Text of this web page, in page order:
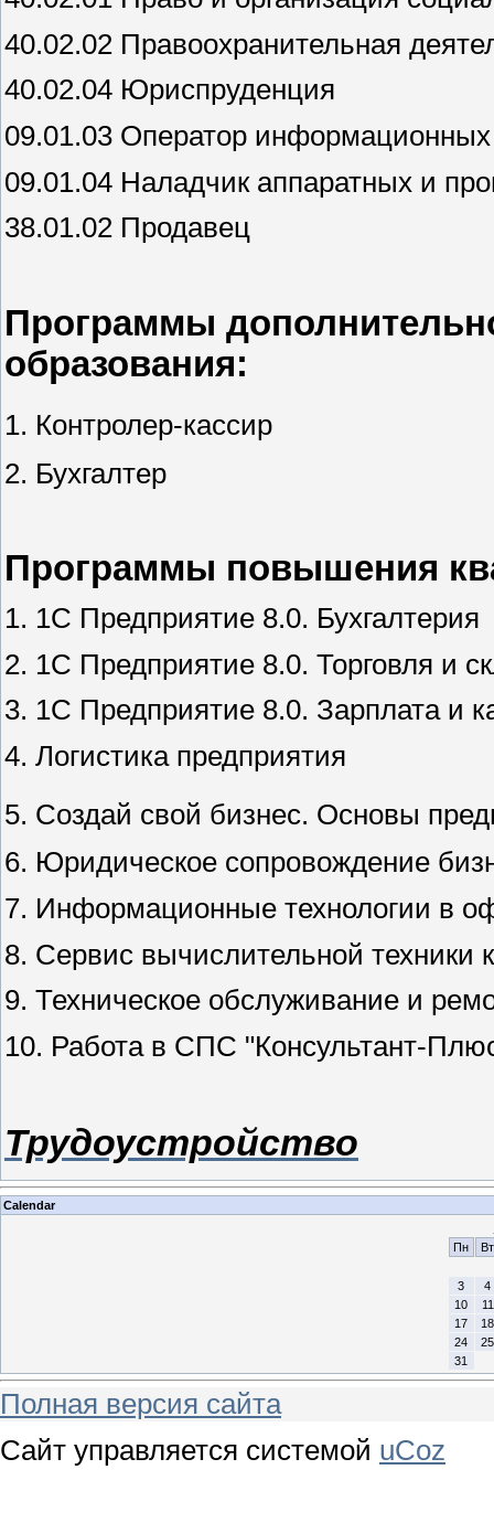
40.02.02 Правоохранительная
40.02.04 Юриспруденция
09.01.03 Оператор
09.01.04 Наладчик аппаратных и
38.01.02 Продавец
Программы
образования:
1. Контролер-кассир
2. Бухгалтер
Программы повышения
1. 1С Предприятие 8.0. Бухгалтерия
2. 1С Предприятие 8.0. Торговля и
3. 1С Предприятие 8.0. Зарплата и
4. Логистика предприятия
5. Создай свой бизнес. Основы
6. Юридическое сопровождение
7. Информационные технологии в
8. Сервис вычислительной техники
9. Техническое обслуживание и
10. Работа в СПС "Консультант-
Трудоустройство
Calendar
Пн
Вт
3
4
10
11
17
18
24
25
31
Полная версия сайта
Сайт управляется системой uCoz